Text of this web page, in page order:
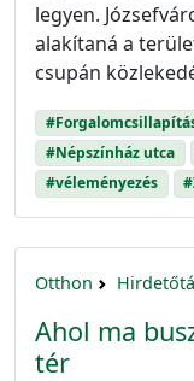
legyen.
alakítaná a
csupán
#Népszínház utca
#véleményezés
Otthon
Ahol ma
tér